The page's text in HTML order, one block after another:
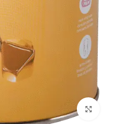
Click to enlarge